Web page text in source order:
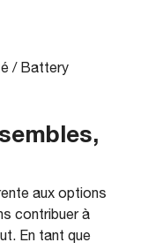
/ Battery
aux options
contribuer à
En tant que